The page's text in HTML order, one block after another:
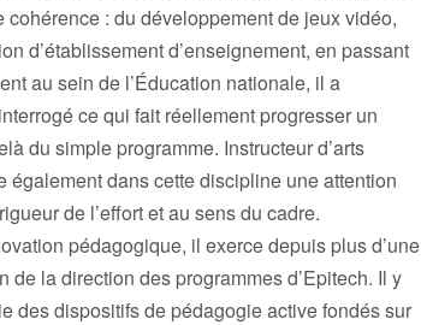
cohérence : du développement de jeux vidéo,
d’établissement d’enseignement, en passant
au sein de l’Éducation nationale, il a
ce qui fait réellement progresser un
du simple programme. Instructeur d’arts
également dans cette discipline une attention
de l’effort et au sens du cadre.
pédagogique, il exerce depuis plus d’une
de la direction des programmes d’Epitech. Il y
des dispositifs de pédagogie active fondés sur